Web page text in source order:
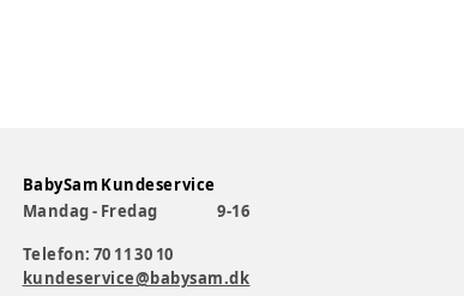
BabySam Kundeservice
Mandag - Fredag
9-16
Telefon: 70 11 30 10
kundeservice@babysam.dk